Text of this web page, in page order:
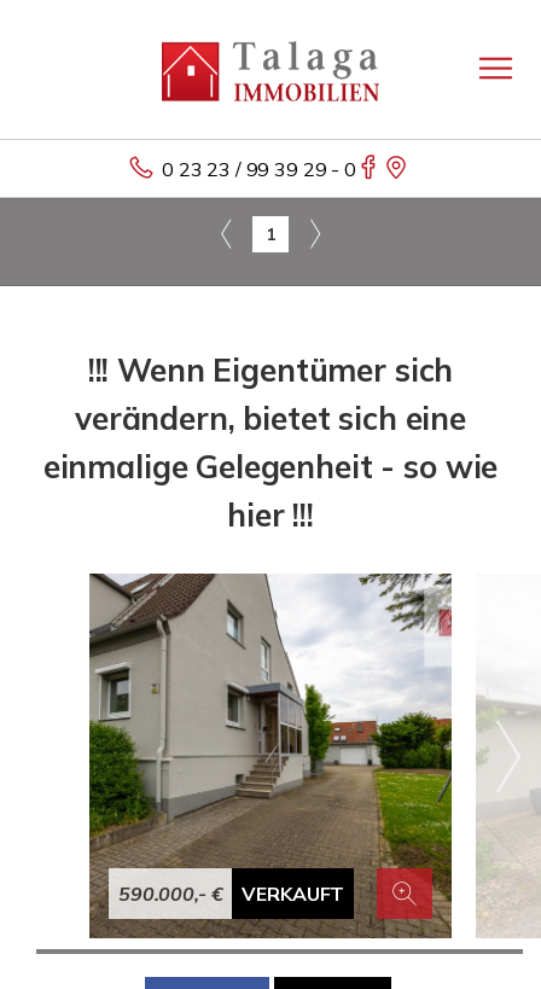
0 23 23 / 99 39 29 - 0
1
!!! Wenn Eigentümer sich
verändern, bietet sich eine
einmalige Gelegenheit - so wie
hier !!!
590.000,- € VERKAUFT